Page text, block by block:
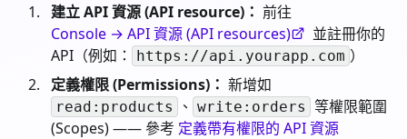
建立 API 資源 (API resource)： 前往
Console → API 資源 (API resources)
並註冊你的
API（例如：
https://api.yourapp.com ）
定義權限 (Permissions)： 新增如
read:products 、 write:orders 等權限範圍
(Scopes) —— 參考 定義帶有權限的 API 資源